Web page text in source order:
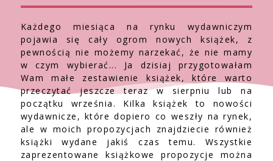
Każdego miesiąca na rynku wydawniczym
pojawia się cały ogrom nowych książek, z
pewnością nie możemy narzekać, że nie mamy
w czym wybierać... Ja dzisiaj przygotowałam
Wam małe zestawienie książek, które warto
przeczytać jeszcze teraz w sierpniu lub na
początku września. Kilka książek to nowości
wydawnicze, które dopiero co weszły na rynek,
ale w moich propozycjach znajdziecie również
książki wydane jakiś czas temu. Wszystkie
zaprezentowane książkowe propozycje można